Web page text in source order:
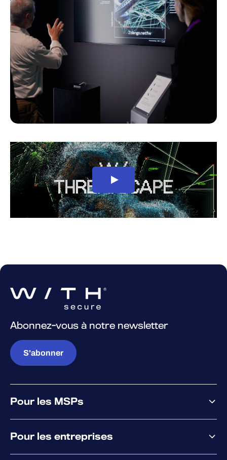
Abonnez-vous à notre newsletter
S'abonner
Pour les MSPs
Pour les entreprises